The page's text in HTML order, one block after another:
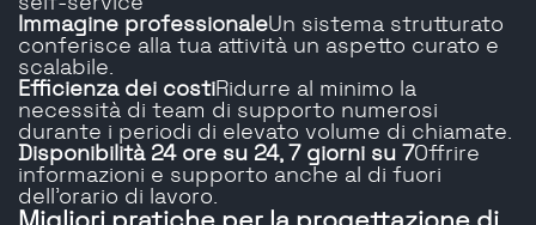
Immagine professionaleUn sistema strutturato
conferisce alla tua attività un aspetto curato e
scalabile.
Efficienza dei costiRidurre al minimo la
necessità di team di supporto numerosi
durante i periodi di elevato volume di chiamate.
Disponibilità 24 ore su 24, 7 giorni su 7Offrire
informazioni e supporto anche al di fuori
dell'orario di lavoro.